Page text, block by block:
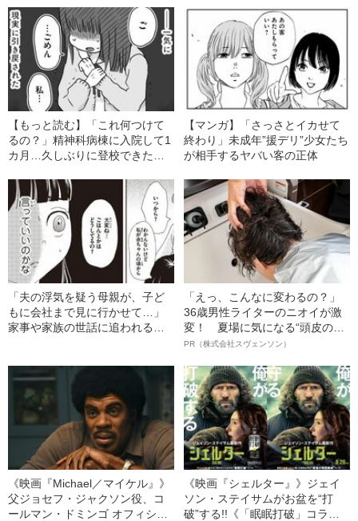
【もっと読む】「これ何つけて
るの？」精神科病棟に入院して1
カ月…久しぶりに登校できた少
【マンガ】「さっさとイカせて
終わり」未成年”援デリ”少女たち
が相手するヤバい客の正体
「夫の浮気を疑う母親が、子ど
もに会社まで見に行かせて…」
家事や家族の世話に追われる、
「えっ、こんなに変わるの？」
36歳男性ライターのニオイが激
変！ 夏場に気になる“頭皮のニ
オイ”や“ベタつき”を解消す
ト”が生み出した徹底ケアとは
PR（株式会社スヴェンソン）
《映画『Michael／マイケル』》
父ジョセフ・ジャクソン役、コ
ールマン・ドミンゴ オフィシャ
《映画『シェルター』》ジェイ
ソン・ステイサムがお盆を“打
破”する!!《「眠眠打破」コラ